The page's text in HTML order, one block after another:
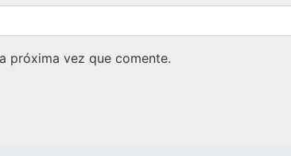
próxima vez que comente.